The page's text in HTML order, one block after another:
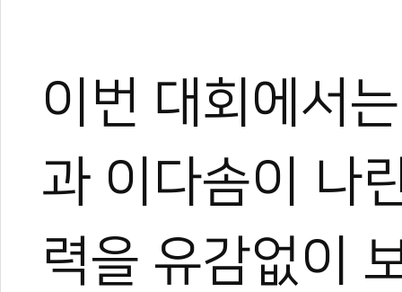
이번 대회에서
과 이다솜이 나
력을 유감없이